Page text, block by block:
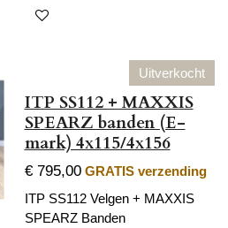
Uitverkocht
ITP SS112 + MAXXIS
SPEARZ banden (E-
mark) 4x115/4x156
€ 795,00 GRATIS verzending
ITP SS112 Velgen + MAXXIS
SPEARZ Banden